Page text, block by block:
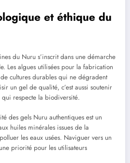
et éthique du
du Nuru s’inscrit dans une démarche
Les algues utilisées pour la fabrication
cultures durables qui ne dégradent
un gel de qualité, c’est aussi soutenir
respecte la biodiversité.
des gels Nuru authentiques est un
huiles minérales issues de la
les eaux usées. Naviguer vers un
priorité pour les utilisateurs